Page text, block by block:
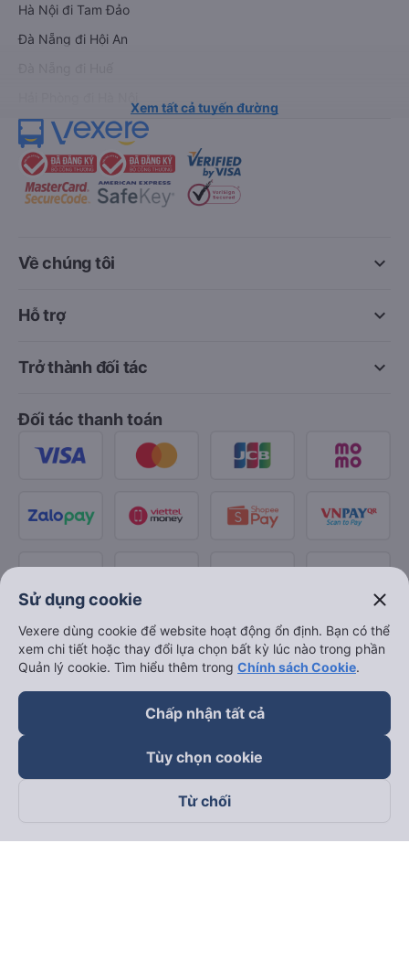
Hà Nội đi Tam Đảo
Đà Nẵng đi Hội An
Xem tất cả tuyến đường
keyboard_arrow_down
Về chúng tôi
keyboard_arrow_down
Hỗ trợ
keyboard_arrow_down
Trở thành đối tác
Đối tác thanh toán
Theo dõi chúng tôi trên
Sử dụng cookie close
Vexere dùng cookie để website hoạt động ổn định. Bạn có thể
xem chi tiết hoặc thay đổi lựa chọn bất kỳ lúc nào trong phần
Quản lý cookie. Tìm hiểu thêm trong Chính sách Cookie.
Chấp nhận tất cả
Tùy chọn cookie
Từ chối